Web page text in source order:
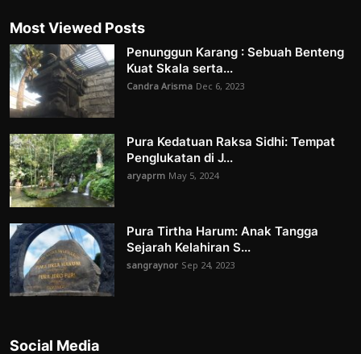
Most Viewed Posts
Penunggun Karang : Sebuah Benteng
Kuat Skala serta...
Candra Arisma Dec 6, 2023
Pura Kedatuan Raksa Sidhi: Tempat
Penglukatan di J...
aryaprm May 5, 2024
Pura Tirtha Harum: Anak Tangga
Sejarah Kelahiran S...
sangraynor Sep 24, 2023
Social Media